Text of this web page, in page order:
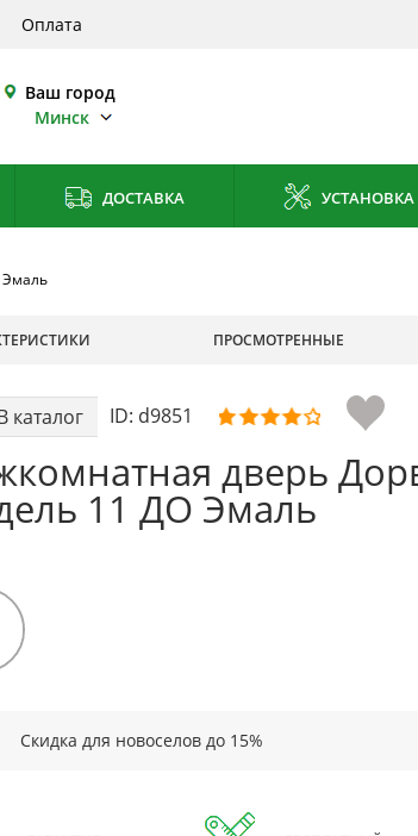
Оплата
Ваш город
Минск
ДОСТАВКА УСТАНОВКА
ПРОСМОТРЕННЫЕ
каталог ID: d9851
дверь
11 ДО Эмаль
Скидка для новоселов до 15%